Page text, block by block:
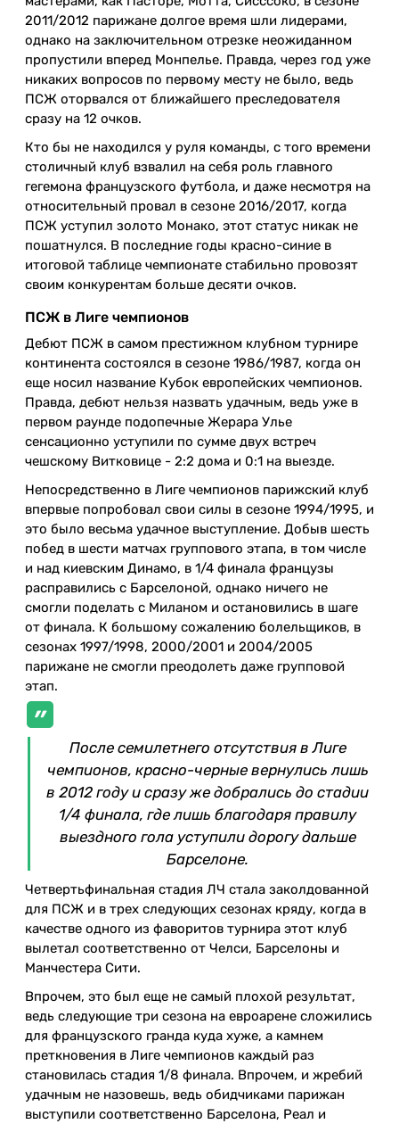
2011/2012 парижане долгое время шли лидерами,
однако на заключительном отрезке неожиданном
пропустили вперед Монпелье. Правда, через год уже
никаких вопросов по первому месту не было, ведь
ПСЖ оторвался от ближайшего преследователя
сразу на 12 очков.
Кто бы не находился у руля команды, с того времени
столичный клуб взвалил на себя роль главного
гегемона французского футбола, и даже несмотря на
относительный провал в сезоне 2016/2017, когда
ПСЖ уступил золото Монако, этот статус никак не
пошатнулся. В последние годы красно-синие в
итоговой таблице чемпионате стабильно провозят
своим конкурентам больше десяти очков.
ПСЖ в Лиге чемпионов
Дебют ПСЖ в самом престижном клубном турнире
континента состоялся в сезоне 1986/1987, когда он
еще носил название Кубок европейских чемпионов.
Правда, дебют нельзя назвать удачным, ведь уже в
первом раунде подопечные Жерара Улье
сенсационно уступили по сумме двух встреч
чешскому Витковице - 2:2 дома и 0:1 на выезде.
Непосредственно в Лиге чемпионов парижский клуб
впервые попробовал свои силы в сезоне 1994/1995, и
это было весьма удачное выступление. Добыв шесть
побед в шести матчах группового этапа, в том числе
и над киевским Динамо, в 1/4 финала французы
расправились с Барселоной, однако ничего не
смогли поделать с Миланом и остановились в шаге
от финала. К большому сожалению болельщиков, в
сезонах 1997/1998, 2000/2001 и 2004/2005
парижане не смогли преодолеть даже групповой
этап.
После семилетнего отсутствия в Лиге
чемпионов, красно-черные вернулись лишь
в 2012 году и сразу же добрались до стадии
1/4 финала, где лишь благодаря правилу
выездного гола уступили дорогу дальше
Барселоне.
Четвертьфинальная стадия ЛЧ стала заколдованной
для ПСЖ и в трех следующих сезонах кряду, когда в
качестве одного из фаворитов турнира этот клуб
вылетал соответственно от Челси, Барселоны и
Манчестера Сити.
Впрочем, это был еще не самый плохой результат,
ведь следующие три сезона на евроарене сложились
для французского гранда куда хуже, а камнем
преткновения в Лиге чемпионов каждый раз
становилась стадия 1/8 финала. Впрочем, и жребий
удачным не назовешь, ведь обидчиками парижан
выступили соответственно Барселона, Реал и